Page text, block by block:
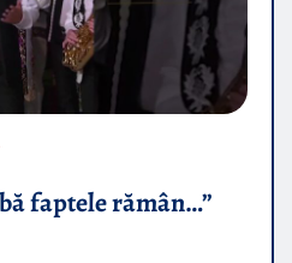
faptele rămân…”